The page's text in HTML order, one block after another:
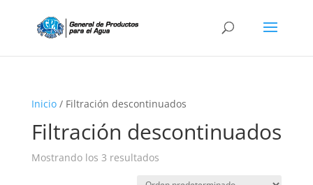
Inicio/ Filtración descontinuados
Filtración descontinuados
Mostrando los 3 resultados